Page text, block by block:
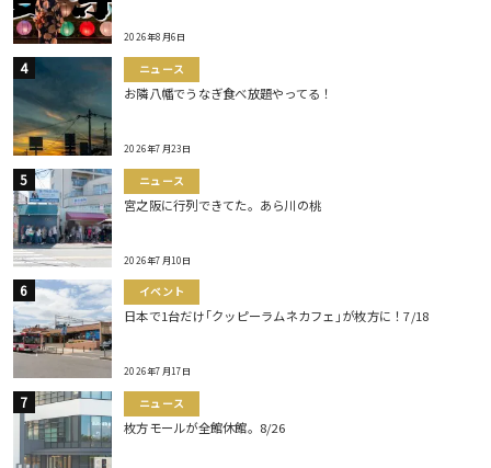
2026年8月6日
ニュース
お隣八幡でうなぎ食べ放題やってる！
2026年7月23日
ニュース
宮之阪に行列できてた。あら川の桃
2026年7月10日
イベント
日本で1台だけ｢クッピーラムネカフェ｣が枚方に！7/18
2026年7月17日
ニュース
枚方モールが全館休館。8/26